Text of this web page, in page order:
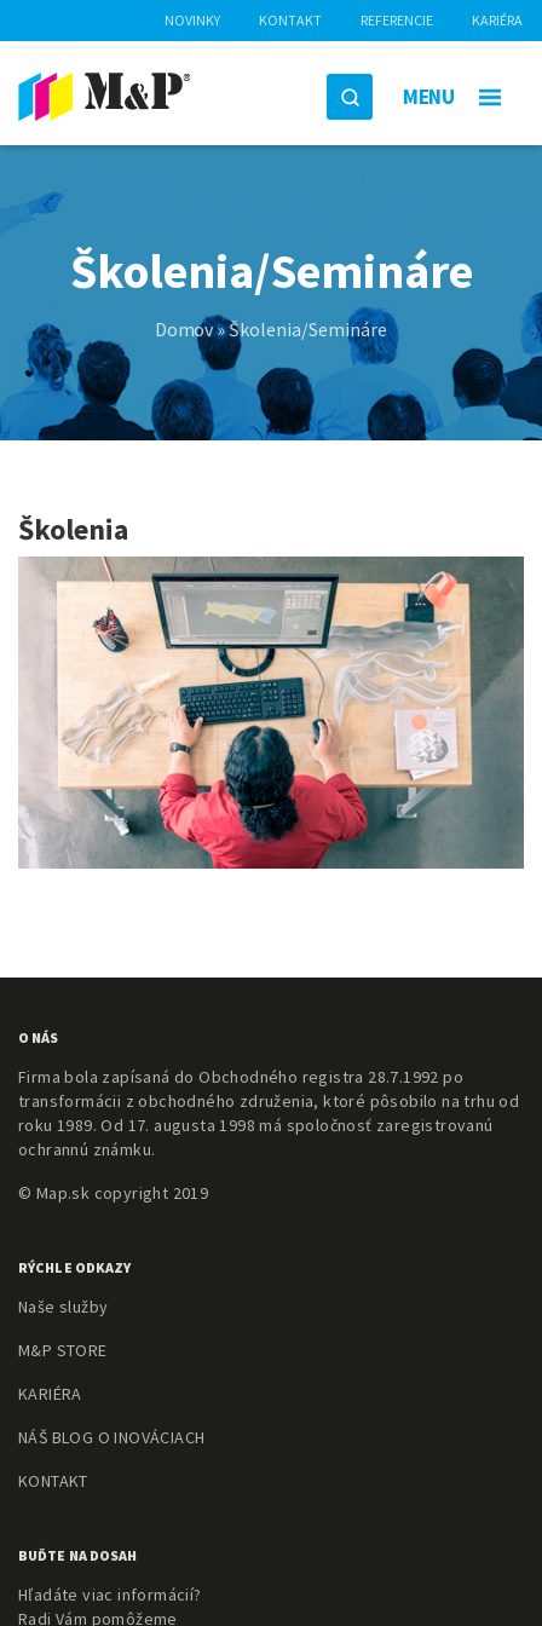
NOVINKY KONTAKT REFERENCIE KARIÉRA
MENU
Školenia/Semináre
Domov»Školenia/Semináre
Školenia
O NÁS
Firma bola zapísaná do Obchodného registra 28.7.1992 po
transformácii z obchodného združenia, ktoré pôsobilo na trhu od
roku 1989. Od 17. augusta 1998 má spoločnosť zaregistrovanú
ochrannú známku.
© Map.sk copyright 2019
RÝCHLE ODKAZY
Naše služby
M&P STORE
KARIÉRA
NÁŠ BLOG O INOVÁCIACH
KONTAKT
BUĎTE NA DOSAH
Hľadáte viac informácií?
Radi Vám pomôžeme